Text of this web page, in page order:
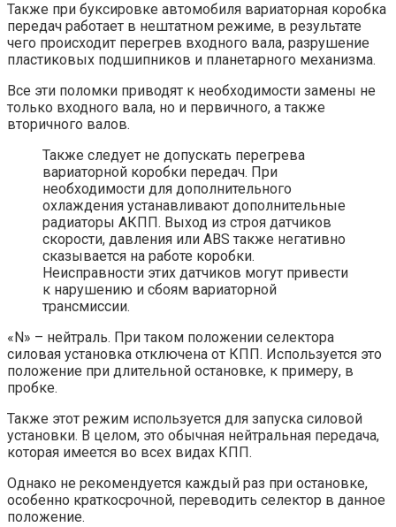
Также при буксировке автомобиля вариаторная коробка
передач работает в нештатном режиме, в результате
чего происходит перегрев входного вала, разрушение
пластиковых подшипников и планетарного механизма.
Все эти поломки приводят к необходимости замены не
только входного вала, но и первичного, а также
вторичного валов.
Также следует не допускать перегрева
вариаторной коробки передач. При
необходимости для дополнительного
охлаждения устанавливают дополнительные
радиаторы АКПП. Выход из строя датчиков
скорости, давления или ABS также негативно
сказывается на работе коробки.
Неисправности этих датчиков могут привести
к нарушению и сбоям вариаторной
трансмиссии.
«N» – нейтраль. При таком положении селектора
силовая установка отключена от КПП. Используется это
положение при длительной остановке, к примеру, в
пробке.
Также этот режим используется для запуска силовой
установки. В целом, это обычная нейтральная передача,
которая имеется во всех видах КПП.
Однако не рекомендуется каждый раз при остановке,
особенно краткосрочной, переводить селектор в данное
положение.